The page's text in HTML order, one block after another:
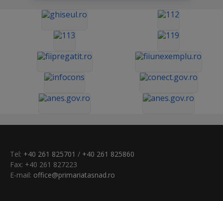
Tel: +40 261 825701 / +40 261 825860
Fax: +40 261 827223
E-mail: office@primariatasnad.ro